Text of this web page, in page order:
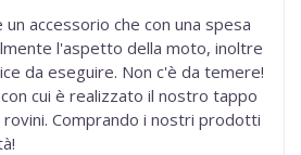
accessorio che con una spesa
l'aspetto della moto, inoltre
da eseguire. Non c'è da temere!
cui è realizzato il nostro tappo
Comprando i nostri prodotti